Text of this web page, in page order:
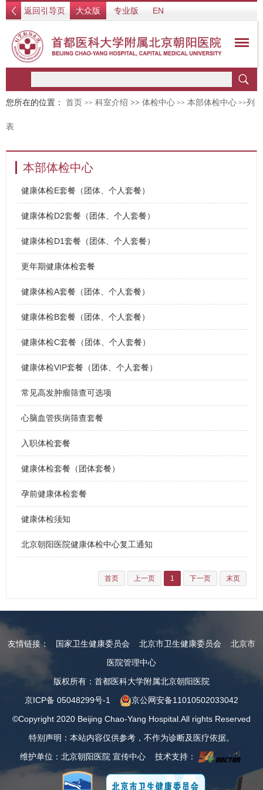
返回引导页 大众版 专业版 EN
您所在的位置： 首页 >> 科室介绍 >> 体检中心 >> 本部体检中心 >>列
表
本部体检中心
健康体检E套餐（团体、个人套餐）
健康体检D2套餐（团体、个人套餐）
健康体检D1套餐（团体、个人套餐）
更年期健康体检套餐
健康体检A套餐（团体、个人套餐）
健康体检B套餐（团体、个人套餐）
健康体检C套餐（团体、个人套餐）
健康体检VIP套餐（团体、个人套餐）
常见高发肿瘤筛查可选项
心脑血管疾病筛查套餐
入职体检套餐
健康体检套餐（团体套餐）
孕前健康体检套餐
健康体检须知
北京朝阳医院健康体检中心复工通知
首页 上一页 1 下一页 末页
友情链接： 国家卫生健康委员会 北京市卫生健康委员会
北京市
医院管理中心
版权所有：首都医科大学附属北京朝阳医院
京ICP备 05048299号-1
京公网安备11010502033042
©Copyright 2020 Beijing Chao-Yang Hospital.All rights Reserved
特别声明：本站内容仅供参考，不作为诊断及医疗依据。
维护单位：北京朝阳医院 宣传中心 技术支持：